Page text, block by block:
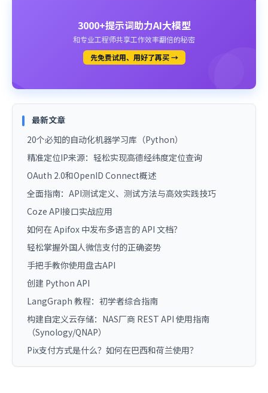
3000+提示词助力AI大模型
和专业工程师共享工作效率翻倍的秘密
先免费试用、用好了再买 →
最新文章
20个必知的自动化机器学习库（Python）
精准定位IP来源：轻松实现高德经纬度定位查询
OAuth 2.0和OpenID Connect概述
全面指南：API测试定义、测试方法与高效实践技巧
Coze API接口实战应用
如何在 Apifox 中发布多语言的 API 文档？
轻松掌握外国人微信支付的正确姿势
手把手教你使用盘古API
创建 Python API
LangGraph 教程：初学者综合指南
构建自定义云存储：NAS厂商 REST API 使用指南
（Synology/QNAP）
Pix支付方式是什么？如何在巴西和荷兰使用？